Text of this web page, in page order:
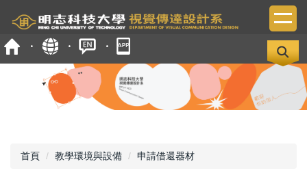
到
主
要
內
首頁 教學環境與設備 申請借還器材